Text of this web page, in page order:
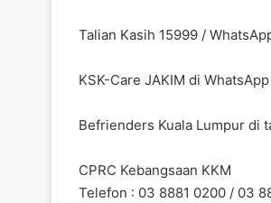
Talian Kasih 15999 /
KSK-Care JAKIM di
Befrienders Kuala Lumpur di
CPRC Kebangsaan KKM
Telefon : 03 8881 0200 / 03